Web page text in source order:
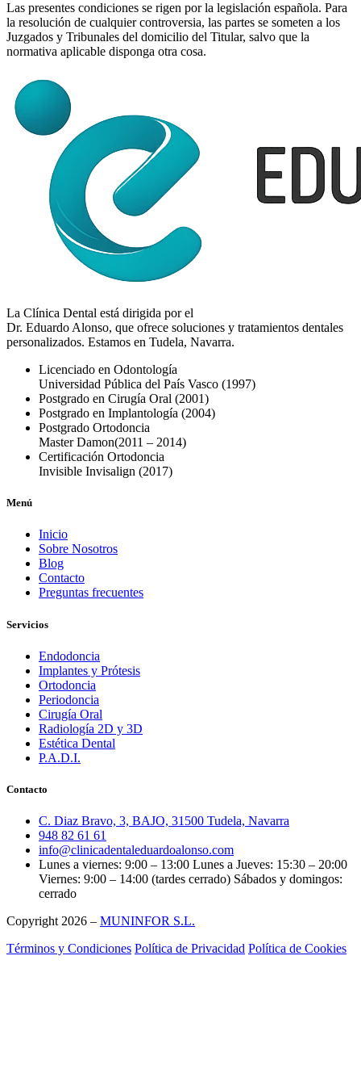
Las presentes condiciones se rigen por la legislación española. Para
la resolución de cualquier controversia, las partes se someten a los
Juzgados y Tribunales del domicilio del Titular, salvo que la
normativa aplicable disponga otra cosa.
La Clínica Dental está dirigida por el
Dr. Eduardo Alonso, que ofrece soluciones y tratamientos dentales
personalizados. Estamos en Tudela, Navarra.
Licenciado en Odontología
Universidad Pública del País Vasco (1997)
Postgrado en Cirugía Oral (2001)
Postgrado en Implantología (2004)
Postgrado Ortodoncia
Master Damon(2011 – 2014)
Certificación Ortodoncia
Invisible Invisalign (2017)
Menú
Inicio
Sobre Nosotros
Blog
Contacto
Preguntas frecuentes
Servicios
Endodoncia
Implantes y Prótesis
Ortodoncia
Periodoncia
Cirugía Oral
Radiología 2D y 3D
Estética Dental
P.A.D.I.
Contacto
C. Diaz Bravo, 3, BAJO, 31500 Tudela, Navarra
948 82 61 61
info@clinicadentaleduardoalonso.com
Lunes a viernes: 9:00 – 13:00 Lunes a Jueves: 15:30 – 20:00
Viernes: 9:00 – 14:00 (tardes cerrado) Sábados y domingos:
cerrado
Copyright 2026 – MUNINFOR S.L.
Términos y Condiciones Política de Privacidad Política de Cookies